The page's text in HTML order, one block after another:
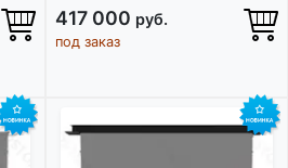
417 000 руб.
под заказ